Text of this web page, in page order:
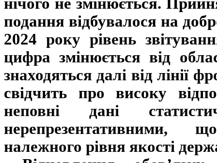
подання відбувалося на
2024 року рівень
цифра змінюється від
знаходяться далі від лінії
свідчить про високу
неповні дані
нерепрезентативними,
належного рівня якості